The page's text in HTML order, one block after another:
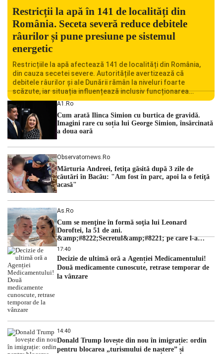
Restricții la apă în 141 de localități din
România. Seceta severă reduce debitele
râurilor și pune presiune pe sistemul
energetic
Restricțiile la apă afectează 141 de localități din România,
din cauza secetei severe. Autoritățile avertizează că
debitele râurilor și ale Dunării rămân la niveluri foarte
scăzute, iar situația influențează inclusiv funcționarea
Centralei Nucleare de la Cernavodă. România se confruntă
cu una dintre cele mai dificile perioade din punct de vedere
hidrologic din ultimii ani. Lipsa […]
A1.ro
Cum arată Ilinca Simion cu burtica de gravidă.
Imagini rare cu soția lui George Simion, însărcinată
a doua oară
Observatornews.ro
Mărturia Andreei, fetiţa găsită după 3 zile de
căutări în Bacău: "Am fost în parc, apoi la o fetiţă
acasă"
As.ro
Cum se menţine în formă soţia lui Leonard
Doroftei, la 51 de ani.
&amp;#8222;Secretul&amp;#8221; pe care l-a
dezvăluit
17:40
Decizie de ultimă oră a Agenției Medicamentului!
Două medicamente cunoscute, retrase temporar de
la vânzare
14:40
Donald Trump lovește din nou în imigrație: ordin
pentru blocarea „turismului de naștere” și